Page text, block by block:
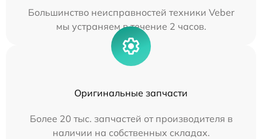
Большинство неисправностей техники Veber
мы устраняем в течение 2 часов.
Оригинальные запчасти
Более 20 тыс. запчастей от производителя в
наличии на собственных складах.